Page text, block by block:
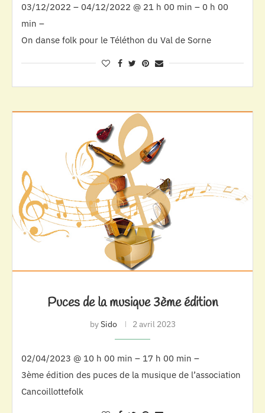
03/12/2022 – 04/12/2022 @ 21 h 00 min – 0 h 00
min –
On danse folk pour le Téléthon du Val de Sorne
Puces de la musique 3ème édition
bySido 2 avril 2023
02/04/2023 @ 10 h 00 min – 17 h 00 min –
3ème édition des puces de la musique de l’association
Cancoillottefolk